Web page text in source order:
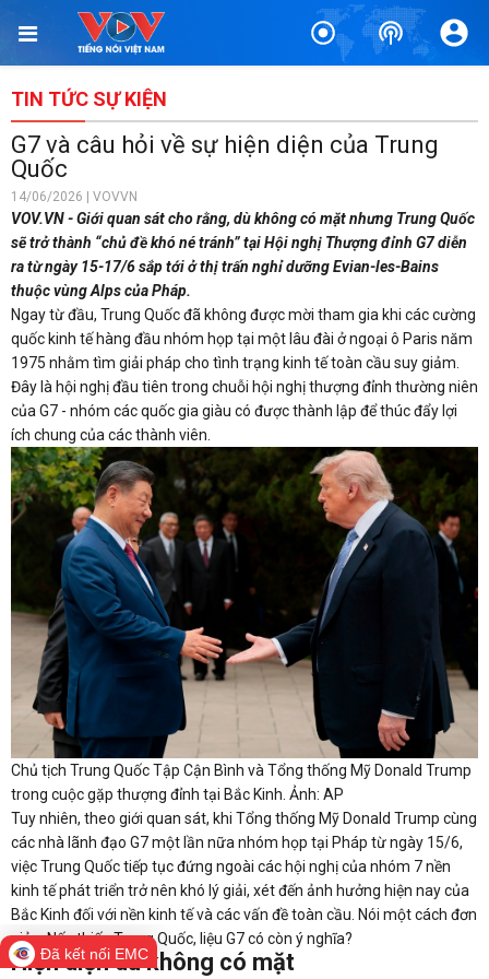
TIN TỨC SỰ KIỆN
G7 và câu hỏi về sự hiện diện của Trung
Quốc
14/06/2026 | VOVVN
VOV.VN - Giới quan sát cho rằng, dù không có mặt nhưng Trung Quốc
sẽ trở thành “chủ đề khó né tránh” tại Hội nghị Thượng đỉnh G7 diễn
ra từ ngày 15-17/6 sắp tới ở thị trấn nghỉ dưỡng Evian-les-Bains
thuộc vùng Alps của Pháp.
Ngay từ đầu, Trung Quốc đã không được mời tham gia khi các cường
quốc kinh tế hàng đầu nhóm họp tại một lâu đài ở ngoại ô Paris năm
1975 nhằm tìm giải pháp cho tình trạng kinh tế toàn cầu suy giảm.
Đây là hội nghị đầu tiên trong chuỗi hội nghị thượng đỉnh thường niên
của G7 - nhóm các quốc gia giàu có được thành lập để thúc đẩy lợi
ích chung của các thành viên.
Chủ tịch Trung Quốc Tập Cận Bình và Tổng thống Mỹ Donald Trump
trong cuộc gặp thượng đỉnh tại Bắc Kinh. Ảnh: AP
Tuy nhiên, theo giới quan sát, khi Tổng thống Mỹ Donald Trump cùng
các nhà lãnh đạo G7 một lần nữa nhóm họp tại Pháp từ ngày 15/6,
việc Trung Quốc tiếp tục đứng ngoài các hội nghị của nhóm 7 nền
kinh tế phát triển trở nên khó lý giải, xét đến ảnh hưởng hiện nay của
Bắc Kinh đối với nền kinh tế và các vấn đề toàn cầu. Nói một cách đơn
giản: Nếu thiếu Trung Quốc, liệu G7 có còn ý nghĩa?
Hiện diện dù không có mặt
Đã kết nối EMC